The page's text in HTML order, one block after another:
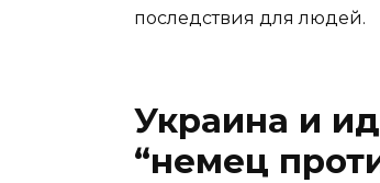
последствия для людей.
Украина и
“немец